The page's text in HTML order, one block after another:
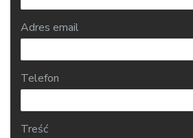
Adres email
Telefon
Treść